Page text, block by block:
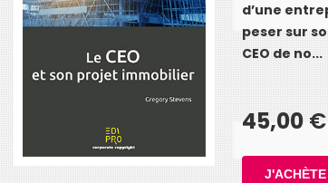
d’une
peser sur
CEO de no...
45,00